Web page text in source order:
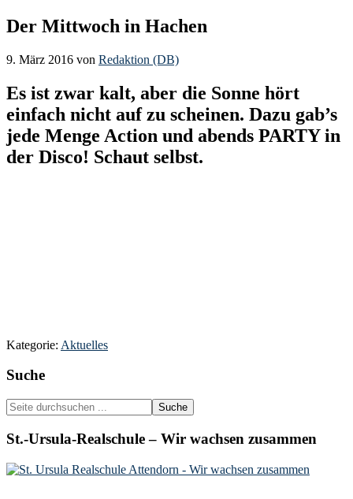
Der Mittwoch in Hachen
9. März 2016 von Redaktion (DB)
Es ist zwar kalt, aber die Sonne hört
einfach nicht auf zu scheinen. Dazu gab’s
jede Menge Action und abends PARTY in
der Disco! Schaut selbst.
Kategorie: Aktuelles
Seitenspalte
Suche
Seite
durchsuchen
...
St.-Ursula-Realschule – Wir wachsen zusammen